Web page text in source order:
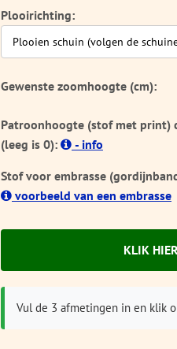
Plooirichting:
Gewenste zoomhoogte (cm):
Patroonhoogte (stof met print)
(leeg is 0):
- info
Stof voor embrasse
voorbeeld van een embrasse
KLIK
Vul de 3 afmetingen in en klik